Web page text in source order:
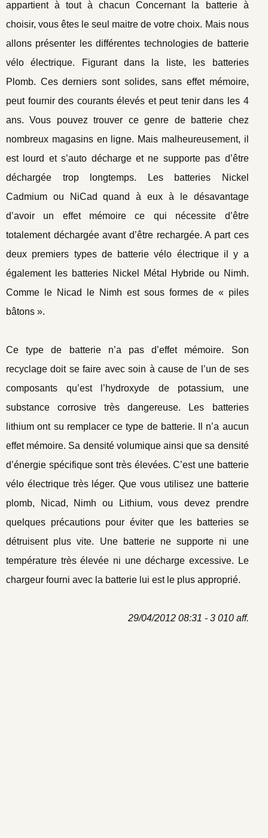
appartient à tout à chacun Concernant la batterie à
choisir, vous êtes le seul maitre de votre choix. Mais nous
allons présenter les différentes technologies de batterie
vélo électrique. Figurant dans la liste, les batteries
Plomb. Ces derniers sont solides, sans effet mémoire,
peut fournir des courants élevés et peut tenir dans les 4
ans. Vous pouvez trouver ce genre de batterie chez
nombreux magasins en ligne. Mais malheureusement, il
est lourd et s’auto décharge et ne supporte pas d’être
déchargée trop longtemps. Les batteries Nickel
Cadmium ou NiCad quand à eux à le désavantage
d’avoir un effet mémoire ce qui nécessite d’être
totalement déchargée avant d’être rechargée. A part ces
deux premiers types de batterie vélo électrique il y a
également les batteries Nickel Métal Hybride ou Nimh.
Comme le Nicad le Nimh est sous formes de « piles
bâtons ».
Ce type de batterie n’a pas d’effet mémoire. Son
recyclage doit se faire avec soin à cause de l’un de ses
composants qu’est l’hydroxyde de potassium, une
substance corrosive très dangereuse. Les batteries
lithium ont su remplacer ce type de batterie. Il n’a aucun
effet mémoire. Sa densité volumique ainsi que sa densité
d’énergie spécifique sont très élevées. C’est une batterie
vélo électrique très léger. Que vous utilisez une batterie
plomb, Nicad, Nimh ou Lithium, vous devez prendre
quelques précautions pour éviter que les batteries se
détruisent plus vite. Une batterie ne supporte ni une
température très élevée ni une décharge excessive. Le
chargeur fourni avec la batterie lui est le plus approprié.
29/04/2012 08:31 - 3 010 aff.